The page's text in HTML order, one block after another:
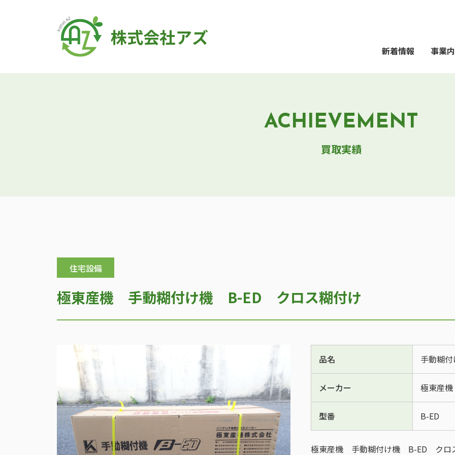
株式会社アズ
新着情報 事業
ACHIEVEMENT
買取実績
住宅設備
極東産機 手動糊付け機 B-ED クロス糊付け
品名 手動糊
メーカー 極東産機
型番 B-ED
極東産機 手動糊付け機 B-ED クロ